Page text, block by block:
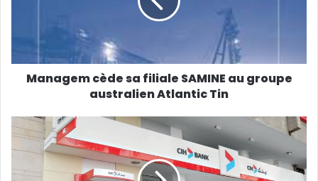
Managem cède sa filiale SAMINE au groupe
australien Atlantic Tin